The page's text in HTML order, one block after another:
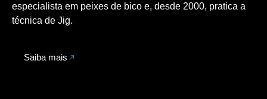
especialista em peixes de bico e, desde 2000, pratica a
técnica de Jig.
Saiba mais